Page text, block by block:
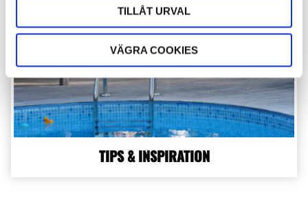
TILLÅT URVAL
VÄGRA COOKIES
TIPS & INSPIRATION